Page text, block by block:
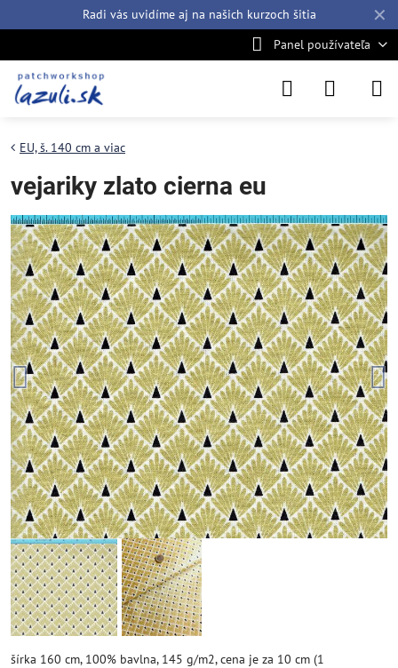
✕
Radi vás uvidíme aj na našich kurzoch šitia
Panel používateľa
EU, š. 140 cm a viac
vejariky zlato cierna eu
šírka 160 cm, 100% bavlna, 145 g/m2, cena je za 10 cm (1